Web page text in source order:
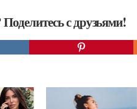
с друзьями!